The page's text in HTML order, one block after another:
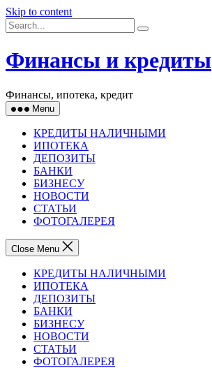
Skip to content
Финансы и кредиты
Финансы, ипотека, кредит
Menu
КРЕДИТЫ НАЛИЧНЫМИ
ИПОТЕКА
ДЕПОЗИТЫ
БАНКИ
БИЗНЕСУ
НОВОСТИ
СТАТЬИ
ФОТОГАЛЕРЕЯ
Close Menu
КРЕДИТЫ НАЛИЧНЫМИ
ИПОТЕКА
ДЕПОЗИТЫ
БАНКИ
БИЗНЕСУ
НОВОСТИ
СТАТЬИ
ФОТОГАЛЕРЕЯ